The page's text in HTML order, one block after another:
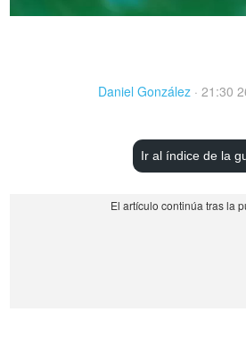
Daniel González · 21:30
Ir al índice de la